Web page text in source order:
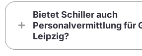
Bietet Schiller auch
Personalvermittlung für
Leipzig?